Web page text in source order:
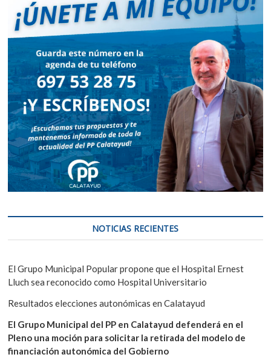
NOTICIAS RECIENTES
El Grupo Municipal Popular propone que el Hospital Ernest
Lluch sea reconocido como Hospital Universitario
Resultados elecciones autonómicas en Calatayud
El Grupo Municipal del PP en Calatayud defenderá en el
Pleno una moción para solicitar la retirada del modelo de
financiación autonómica del Gobierno